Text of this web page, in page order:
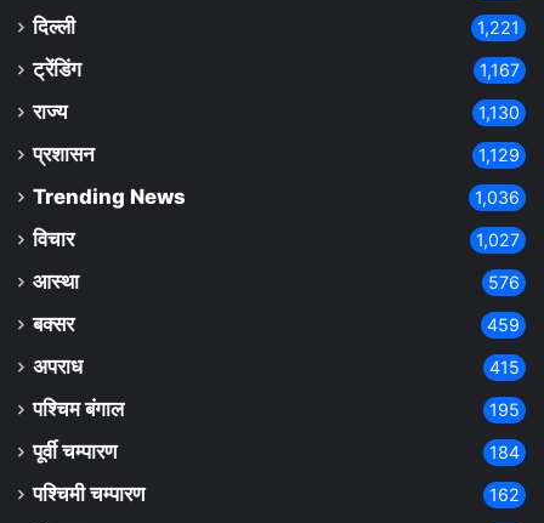
दिल्ली 1,221
ट्रेंडिंग 1,167
राज्य 1,130
प्रशासन 1,129
Trending News 1,036
विचार 1,027
आस्था 576
बक्सर 459
अपराध 415
पश्चिम बंगाल 195
पूर्वी चम्पारण 184
पश्चिमी चम्पारण 162